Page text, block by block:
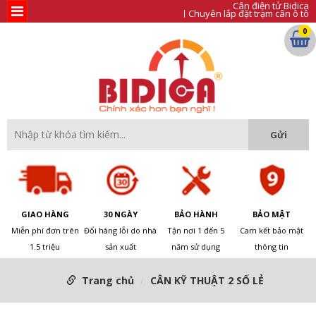
Cân điện tử Bidica
Chuyên lắp đặt trạm cân ô tô
GIAO HÀNG
Miễn phí đơn trên
1.5 triệu
30 NGÀY
Đổi hàng lỗi do nhà
sản xuất
BẢO HÀNH
Tận nơi 1 đến 5
năm sử dụng
BẢO MẬT
Cam kết bảo mật
thông tin
0
Trang chủ CÂN KỸ THUẬT 2 SỐ LẺ